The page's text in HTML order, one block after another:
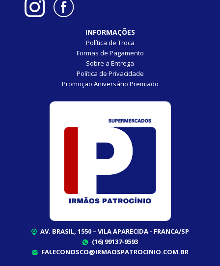
INFORMAÇÕES
Política de Troca
Formas de Pagamento
Sobre a Entrega
Política de Privacidade
Promoção Aniversário Premiado
AV. BRASIL, 1550 – VILA APARECIDA - FRANCA/SP
(16) 99137-9593
FALECONOSCO@IRMAOSPATROCINIO.COM.BR